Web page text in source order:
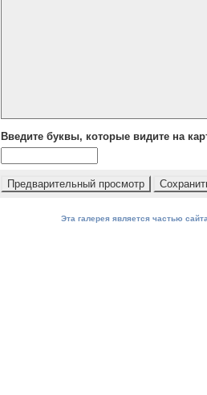
Введите буквы, которые видите на
Эта галерея является частью